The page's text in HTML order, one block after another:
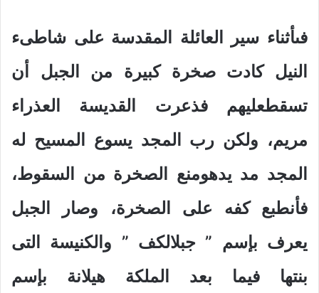
فىأثناء سير العائلة المقدسة على شاطىء
النيل كادت صخرة كبيرة من الجبل أن
تسقطعليهم فذعرت القديسة العذراء
مريم، ولكن رب المجد يسوع المسيح له
المجد مد يدهومنع الصخرة من السقوط،
فأنطبع كفه على الصخرة، وصار الجبل
يعرف بإسم ” جبلالكف ” والكنيسة التى
بنتها فيما بعد الملكة هيلانة بإسم